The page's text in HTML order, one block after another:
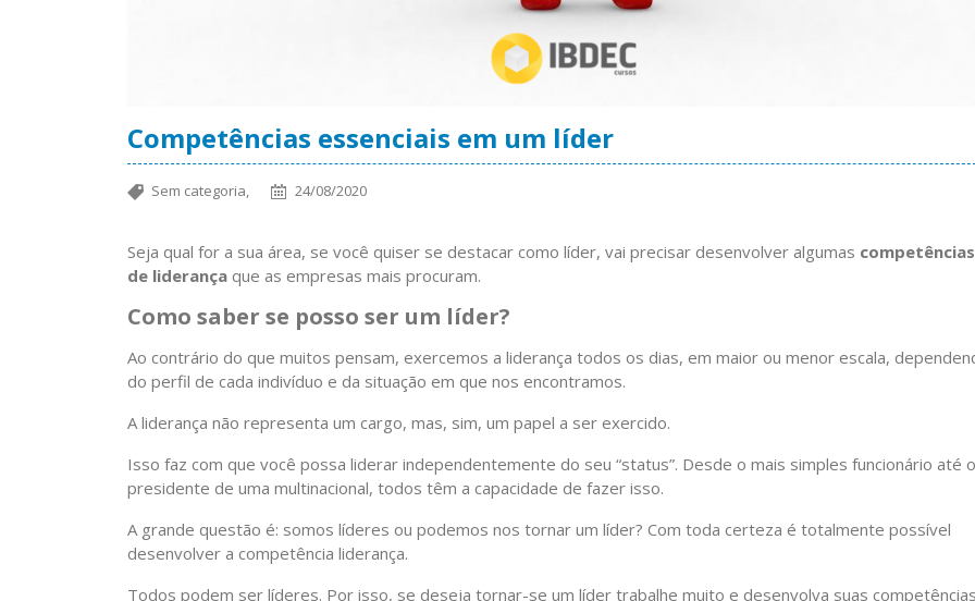
Competências essenciais em um líder
Sem categoria, 24/08/2020
Seja qual for a sua área, se você quiser se destacar como líder, vai precisar desenvolver algumas competências
de liderança que as empresas mais procuram.
Como saber se posso ser um líder?
Ao contrário do que muitos pensam, exercemos a liderança todos os dias, em maior ou menor escala,
do perfil de cada indivíduo e da situação em que nos encontramos.
A liderança não representa um cargo, mas, sim, um papel a ser exercido.
Isso faz com que você possa liderar independentemente do seu “status”. Desde o mais simples funcionário até o
presidente de uma multinacional, todos têm a capacidade de fazer isso.
A grande questão é: somos líderes ou podemos nos tornar um líder? Com toda certeza é totalmente possível
desenvolver a competência liderança.
Todos podem ser líderes. Por isso, se deseja tornar-se um líder trabalhe muito e desenvolva suas